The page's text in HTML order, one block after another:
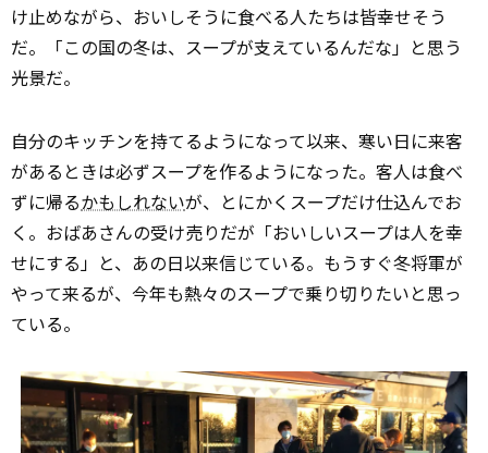
け止めながら、おいしそうに食べる人たちは皆幸せそう
だ。「この国の冬は、スープが支えているんだな」と思う
光景だ。
自分のキッチンを持てるようになって以来、寒い日に来客
があるときは必ずスープを作るようになった。客人は食べ
ずに帰るかもしれないが、とにかくスープだけ仕込んでお
く。おばあさんの受け売りだが「おいしいスープは人を幸
せにする」と、あの日以来信じている。もうすぐ冬将軍が
やって来るが、今年も熱々のスープで乗り切りたいと思っ
ている。